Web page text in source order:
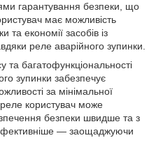
гарантування безпеки, що
має можливість
та економії засобів із
реле аварійного зупинки.
та багатофункціональності
зупинки забезпечує
за мінімальної
користувач може
безпеки швидше та з
— заощаджуючи